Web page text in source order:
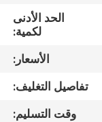
الجودة
اتصل
الحد الأدنى
لكمية:
الأسعار:
تفاصيل التغليف:
وقت التسليم: